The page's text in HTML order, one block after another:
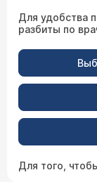
Для удобства
разбиты по
Для того,